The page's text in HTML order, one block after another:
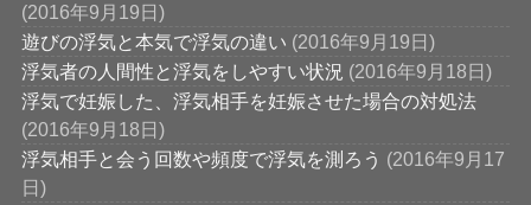
(2016年9月19日)
遊びの浮気と本気で浮気の違い (2016年9月19日)
浮気者の人間性と浮気をしやすい状況 (2016年9月18日)
浮気で妊娠した、浮気相手を妊娠させた場合の対処法
(2016年9月18日)
浮気相手と会う回数や頻度で浮気を測ろう (2016年9月17
日)